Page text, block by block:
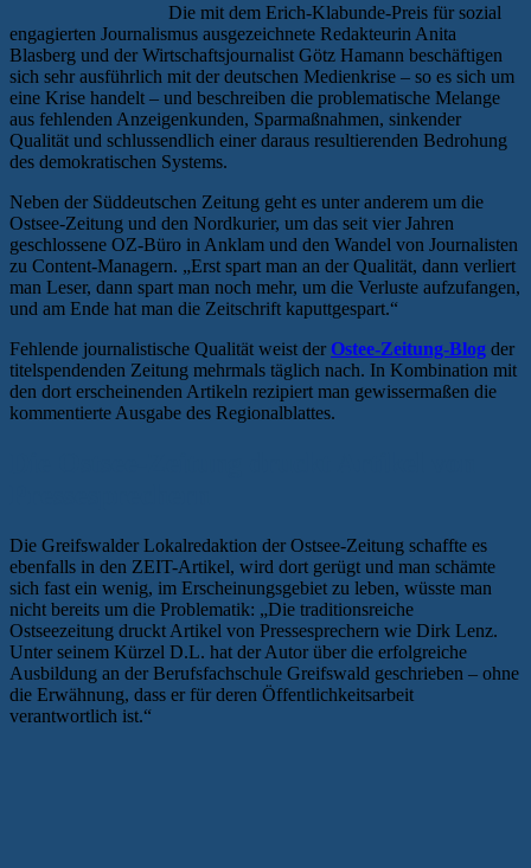
Die mit dem Erich-Klabunde-Preis für sozial
engagierten Journalismus ausgezeichnete Redakteurin Anita
Blasberg und der Wirtschaftsjournalist Götz Hamann beschäftigen
sich sehr ausführlich mit der deutschen Medienkrise – so es sich um
eine Krise handelt – und beschreiben die problematische Melange
aus fehlenden Anzeigenkunden, Sparmaßnahmen, sinkender
Qualität und schlussendlich einer daraus resultierenden Bedrohung
des demokratischen Systems.
Neben der Süddeutschen Zeitung geht es unter anderem um die
Ostsee-Zeitung und den Nordkurier, um das seit vier Jahren
geschlossene OZ-Büro in Anklam und den Wandel von Journalisten
zu Content-Managern. „Erst spart man an der Qualität, dann verliert
man Leser, dann spart man noch mehr, um die Verluste aufzufangen,
und am Ende hat man die Zeitschrift kaputtgespart.“
Fehlende journalistische Qualität weist der Ostee-Zeitung-Blog der
titelspendenden Zeitung mehrmals täglich nach. In Kombination mit
den dort erscheinenden Artikeln rezipiert man gewissermaßen die
kommentierte Ausgabe des Regionalblattes.
Die Greifswalder Lokalredaktion der Ostsee-Zeitung schaffte es
ebenfalls in den ZEIT-Artikel, wird dort gerügt und man schämte
sich fast ein wenig, im Erscheinungsgebiet zu leben, wüsste man
nicht bereits um die Problematik: „Die traditionsreiche
Ostseezeitung druckt Artikel von Pressesprechern wie Dirk Lenz.
Unter seinem Kürzel D.L. hat der Autor über die erfolgreiche
Ausbildung an der Berufsfachschule Greifswald geschrieben – ohne
die Erwähnung, dass er für deren Öffentlichkeitsarbeit
verantwortlich ist.“